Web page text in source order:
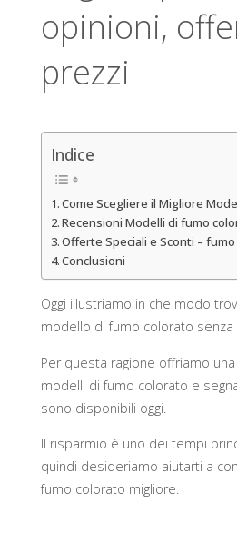
opinioni,
prezzi
Indice
Come Scegliere il Migliore
Recensioni Modelli di fumo
Offerte Speciali e Sconti –
Conclusioni
Oggi illustriamo in che modo
modello di fumo colorato
Per questa ragione offriamo
modelli di fumo colorato e
sono disponibili oggi.
Il risparmio è uno dei tempi
quindi desideriamo aiutarti a
fumo colorato migliore.